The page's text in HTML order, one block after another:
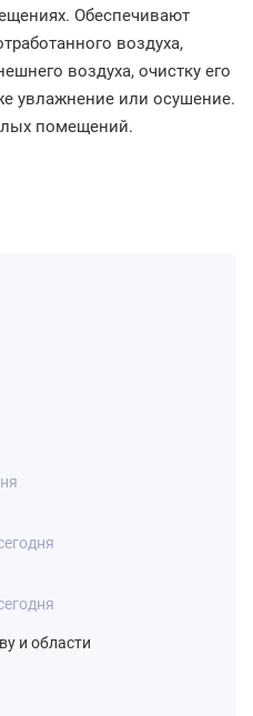
Обеспечивают
воздуха,
воздуха, очистку его
увлажнение или осушение.
помещений.
и области